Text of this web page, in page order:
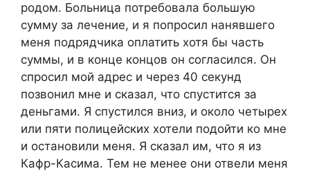
родом. Больница потребовала большую
сумму за лечение, и я попросил нанявшего
меня подрядчика оплатить хотя бы часть
суммы, и в конце концов он согласился. Он
спросил мой адрес и через 40 секунд
позвонил мне и сказал, что спустится за
деньгами. Я спустился вниз, и около четырех
или пяти полицейских хотели подойти ко мне
и остановили меня. Я сказал им, что я из
Кафр-Касима. Тем не менее они отвели меня